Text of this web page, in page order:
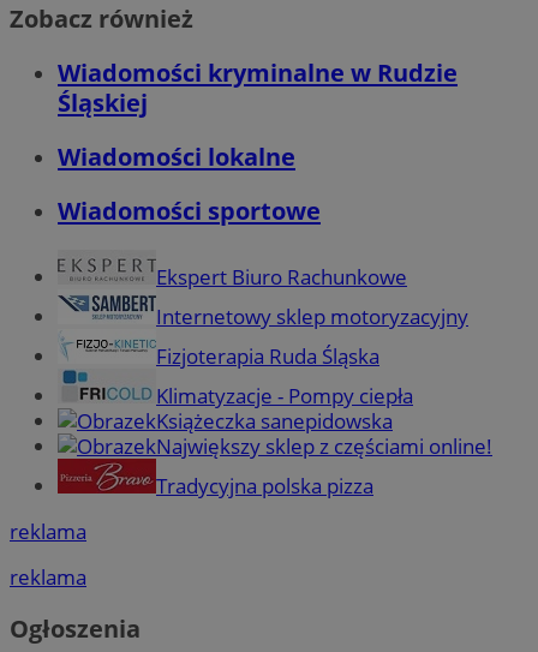
Zobacz również
Wiadomości kryminalne w Rudzie
Śląskiej
Wiadomości lokalne
Wiadomości sportowe
Ekspert Biuro Rachunkowe
Internetowy sklep motoryzacyjny
Fizjoterapia Ruda Śląska
Klimatyzacje - Pompy ciepła
Książeczka sanepidowska
Największy sklep z częściami online!
Tradycyjna polska pizza
reklama
reklama
Ogłoszenia